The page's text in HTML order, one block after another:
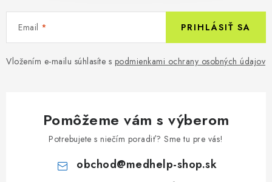
Email
Vložením e-mailu súhlasíte s podmienkami ochrany osobných údajov
PRIHLÁSIŤ SA
Pomôžeme vám s výberom
Potrebujete s niečím poradiť? Sme tu pre vás!
obchod@medhelp-shop.sk